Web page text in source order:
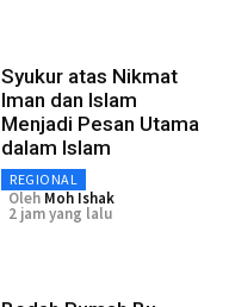
Syukur atas Nikmat
Iman dan Islam
Menjadi Pesan Utama
dalam Islam
REGIONAL
Oleh Moh Ishak
2 jam yang lalu